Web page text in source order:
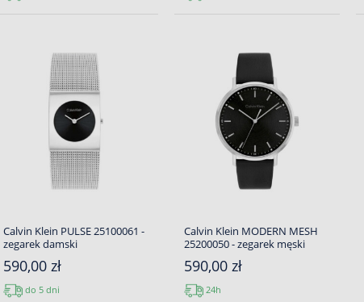
Calvin Klein PULSE 25100061 -
zegarek damski
590,00 zł
do 5 dni
Calvin Klein MODERN MESH
25200050 - zegarek męski
590,00 zł
24h